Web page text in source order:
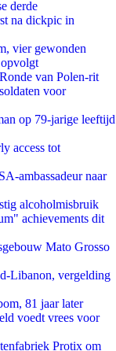
derde
na dickpic in
vier gewonden
van Polen-rit
voor
op 79-jarige leeftijd
access tot
ambassadeur naar
alcoholmisbruik
achievements dit
Mato Grosso
Libanon, vergelding
81 jaar later
voedt vrees voor
Protix om